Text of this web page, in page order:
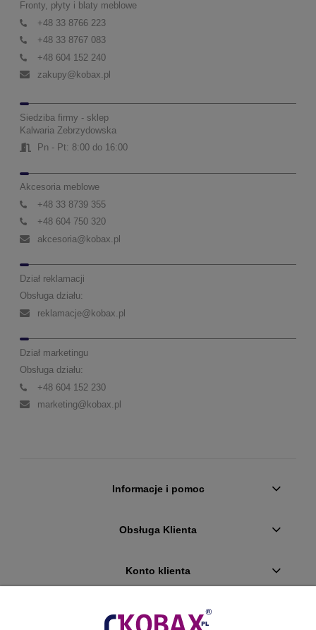
Fronty, płyty i blaty meblowe
+48 33 8766 223
+48 33 8767 083
+48 604 152 240
zakupy@kobax.pl
Siedziba firmy - sklep
Kalwaria Zebrzydowska
Pn - Pt: 8:00 do 16:00
Akcesoria meblowe
+48 33 8739 355
+48 604 750 320
akcesoria@kobax.pl
Dział reklamacji
Obsługa działu:
reklamacje@kobax.pl
Dział marketingu
Obsługa działu:
+48 604 152 230
marketing@kobax.pl
Informacje i pomoc
Obsługa Klienta
Konto klienta
Płatności i dostawa